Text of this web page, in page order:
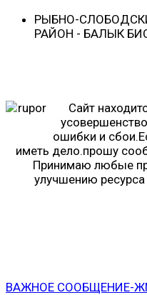
РЫБНО-
РАЙОН - БАЛЫК
Сайт
ошибки и
иметь дело.прошу
Принимаю любые
улучшению ресурса
ВАЖНОЕ СООБЩЕНИЕ-